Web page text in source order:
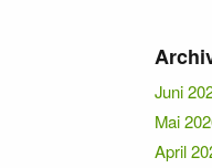
Juni
Mai
April